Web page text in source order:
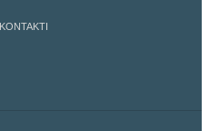
KONTAKTI